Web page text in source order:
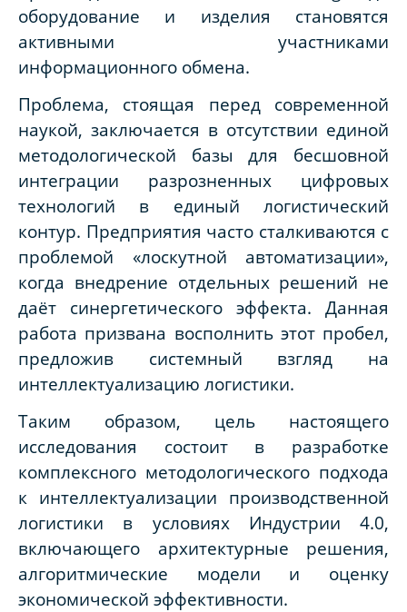
оборудование и изделия становятся
активными участниками
информационного обмена.
Проблема, стоящая перед современной
наукой, заключается в отсутствии единой
методологической базы для бесшовной
интеграции разрозненных цифровых
технологий в единый логистический
контур. Предприятия часто сталкиваются с
проблемой «лоскутной автоматизации»,
когда внедрение отдельных решений не
даёт синергетического эффекта. Данная
работа призвана восполнить этот пробел,
предложив системный взгляд на
интеллектуализацию логистики.
Таким образом, цель настоящего
исследования состоит в разработке
комплексного методологического подхода
к интеллектуализации производственной
логистики в условиях Индустрии 4.0,
включающего архитектурные решения,
алгоритмические модели и оценку
экономической эффективности.